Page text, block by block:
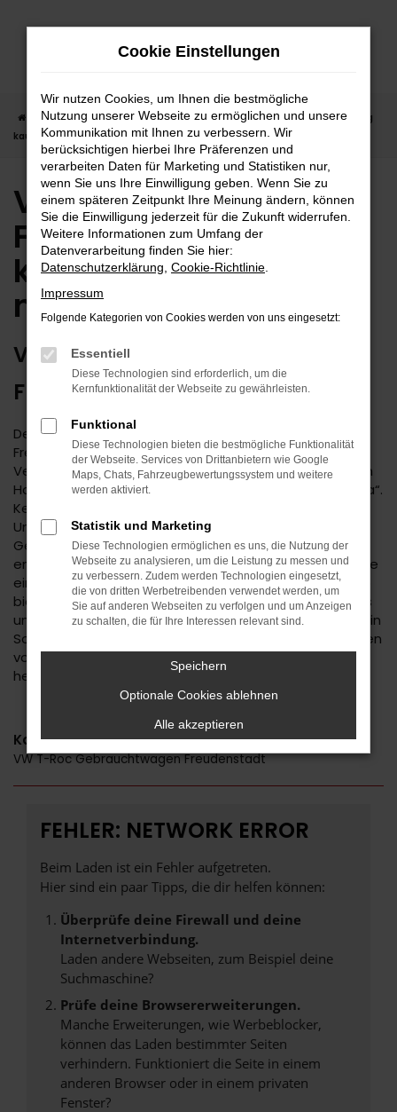
Zum
Startseite Freudenstadt VW
VW T-Roc in Freudenstadt günstig
kaufen | Lieferservice nach Freudenstadt
VW T-Roc in
Freudenstadt günstig
kaufen | Lieferservice
nach Freudenstadt
VW T-ROC – ERSTKLASSIG FÜR
FREUDENSTADT GEEIGNET
Der VW T-Roc ist eine kluge Wahl für Ihre Mobilität in
Freudenstadt. Bei diesem Fahrzeug gehen
Vernunftsargumente und emotionale Aspekte Hand in
Hand und geben beide den Ausschlag für ein klares „Ja“.
Kennzeichnend für den VW T-Roc ist die Ausstattung.
Unabhängig davon, ob Sie sich für einen
Gebrauchtwagen und damit für ein älteres Baujahr
entscheiden oder einen Neuwagen wählen erhalten Sie
ein rundum tadelloses Modell. Wir vom Autohaus Daub
bieten Ihnen den VW T-Roc zu einem exzellenten Preis
und ermöglichen zudem immer wieder das Einsteigen in
Sondermodelle. Wenn Sie Ihre Mobilität auf den Straßen
von Freudenstadt und Umgebung auf ein neues Level
heben möchten, ist der VW T-Roc bestens geeignet.
Kategorie
VW T-Roc Gebrauchtwagen Freudenstadt
FEHLER: NETWORK ERROR
Beim Laden ist ein Fehler aufgetreten.
Hier sind ein paar Tipps, die dir helfen können:
Überprüfe deine Firewall und deine
Internetverbindung.
Laden andere Webseiten, zum Beispiel deine
Suchmaschine?
Prüfe deine Browsererweiterungen.
Manche Erweiterungen, wie Werbeblocker,
können das Laden bestimmter Seiten
verhindern. Funktioniert die Seite in einem
anderen Browser oder in einem privaten
Fenster?
Cookie Einstellungen
Wir nutzen Cookies, um Ihnen die bestmögliche
Nutzung unserer Webseite zu ermöglichen und unsere
Kommunikation mit Ihnen zu verbessern. Wir
berücksichtigen hierbei Ihre Präferenzen und
verarbeiten Daten für Marketing und Statistiken nur,
wenn Sie uns Ihre Einwilligung geben. Wenn Sie zu
einem späteren Zeitpunkt Ihre Meinung ändern, können
Sie die Einwilligung jederzeit für die Zukunft widerrufen.
Weitere Informationen zum Umfang der
Datenverarbeitung finden Sie hier:
Datenschutzerklärung Cookie-Richtlinie
Impressum
Folgende Kategorien von Cookies werden von uns eingesetzt:
Essentiell
Diese Technologien sind erforderlich, um die
Kernfunktionalität der Webseite zu gewährleisten.
Funktional
Diese Technologien bieten die bestmögliche Funktionalität
der Webseite. Services von Drittanbietern wie Google
Maps, Chats, Fahrzeugbewertungssystem und weitere
werden aktiviert.
Statistik und Marketing
Diese Technologien ermöglichen es uns, die Nutzung der
Webseite zu analysieren, um die Leistung zu messen und
zu verbessern. Zudem werden Technologien eingesetzt,
die von dritten Werbetreibenden verwendet werden, um
Sie auf anderen Webseiten zu verfolgen und um Anzeigen
zu schalten, die für Ihre Interessen relevant sind.
Speichern
Optionale Cookies ablehnen
Alle akzeptieren